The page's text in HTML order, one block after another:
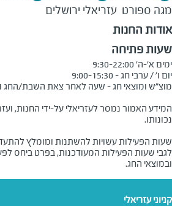
מגה ספורט עזריאלי ירושלים
אודות החנות
שעות פתיחה
המידע האמור נמסר לעזריאלי על-ידי החנות,
שעות הפעילות עשויות להשתנות ומומלץ
לגבי שעות הפעילות המעודכנות, בפרט ביחס
ובמוצאי החג.
קניוני עזריאלי